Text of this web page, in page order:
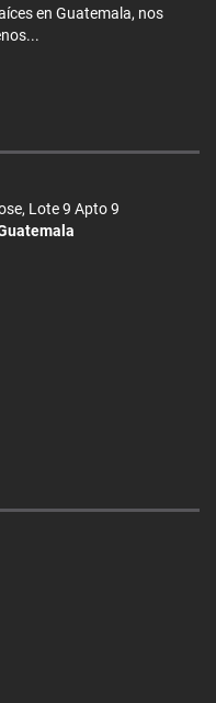
en Guatemala, nos
Lote 9 Apto 9